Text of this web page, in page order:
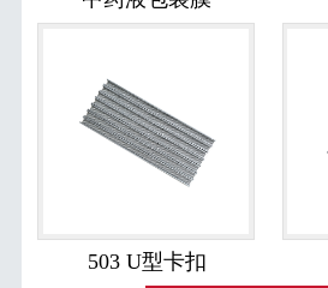
503 U型卡扣